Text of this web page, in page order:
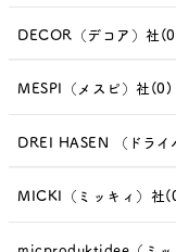
DECOR（デコア）社
MESPI（メスピ）社(0)
DREI HASEN （ドラ
MICKI（ミッキィ）社